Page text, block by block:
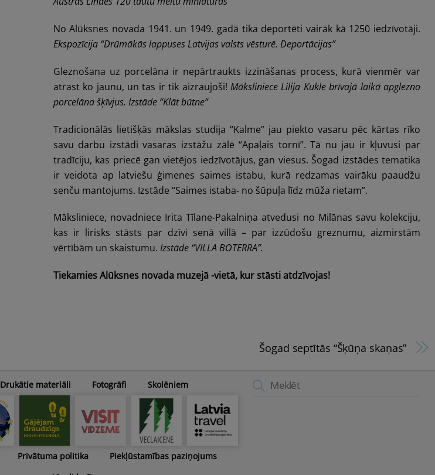
No Alūksnes novada 1941. un 1949. gadā tika deportēti vairāk kā 1250 iedzīvotāji.
Ekspozīcija “Drūmākās lappuses Latvijas valsts vēsturē. Deportācijas”
Gleznošana uz porcelāna ir nepārtraukts izzināšanas process, kurā vienmēr var
atrast ko jaunu, un tas ir tik aizraujoši! Māksliniece Lilija Kukle brīvajā laikā apglezno
porcelāna šķīvjus. Izstāde “Klāt būtne”
Tradicionālās lietišķās mākslas studija “Kalme” jau piekto vasaru pēc kārtas rīko
savu darbu izstādi vasaras izstāžu zālē “Apaļais tornī”. Tā nu jau ir kļuvusi par
tradīciju, kas priecē gan vietējos iedzīvotājus, gan viesus. Šogad izstādes tematika
ir veidota ap latviešu ģimenes saimes istabu, kurā redzamas vairāku paaudžu
senču mantojums. Izstāde “Saimes istaba- no šūpuļa līdz mūža rietam”.
Māksliniece, novadniece Irita Tīlane-Pakalniņa atvedusi no Milānas savu kolekciju,
kas ir lirisks stāsts par dzīvi senā villā – par izzūdošu greznumu, aizmirstām
vērtībām un skaistumu. Izstāde “VILLA BOTERRA”.
Tiekamies Alūksnes novada muzejā -vietā, kur stāsti atdzīvojas!
Šogad septītās “Šķūņa skaņas”
Drukātie materiāli Fotogrāfi Skolēniem
Privātuma politika
Piekļūstamības paziņojums